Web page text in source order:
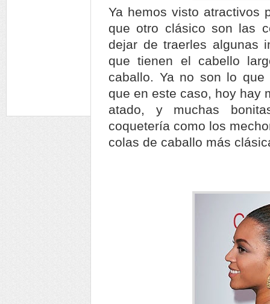
Ya hemos visto atractivos
que otro clásico son las
dejar de traerles algunas
que tienen el cabello
caballo. Ya no son lo
que en este caso, hoy hay
atado, y muchas
coquetería como los
colas de caballo más